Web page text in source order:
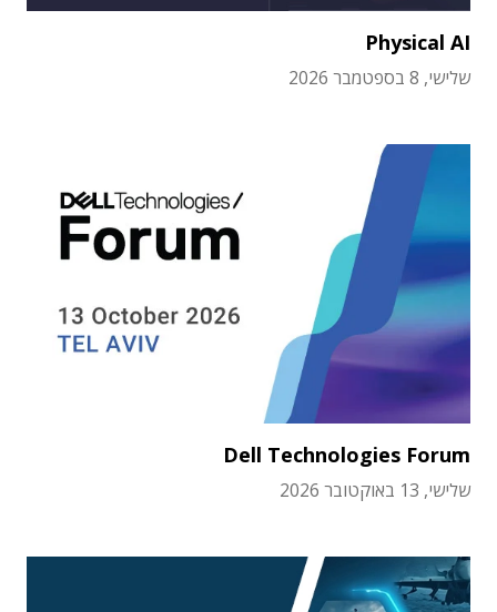
Physical AI
שלישי, 8 בספטמבר 2026
Dell Technologies Forum
שלישי, 13 באוקטובר 2026